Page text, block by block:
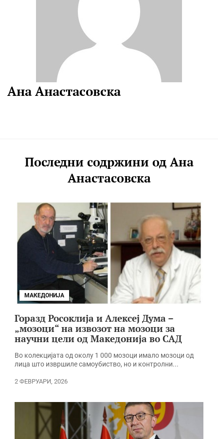
Ана Анастасовска
Последни содржини од Ана
Анастасовска
МАКЕДОНИЈА
Горазд Росоклија и Алексеј Дума –
„мозоци“ на извозот на мозоци за
научни цели од Македонија во САД
Во колекцијата од околу 1 000 мозоци имало мозоци од
лица што извршиле самоубиство, но и контролни...
2 ФЕВРУАРИ, 2026